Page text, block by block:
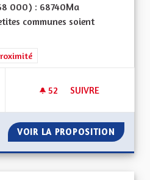
000) : 68740Ma
communes soient
: Les services publics en
52 52 ABONNÉS
SUIVRE
VOIR LA PROPOSITION